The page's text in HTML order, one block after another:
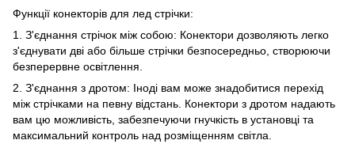
Функції конекторів для лед стрічки:
1. З'єднання стрічок між собою: Конектори дозволяють легко
з'єднувати дві або більше стрічки безпосередньо, створюючи
безперервне освітлення.
2. З'єднання з дротом: Іноді вам може знадобитися перехід
між стрічками на певну відстань. Конектори з дротом надають
вам цю можливість, забезпечуючи гнучкість в установці та
максимальний контроль над розміщенням світла.